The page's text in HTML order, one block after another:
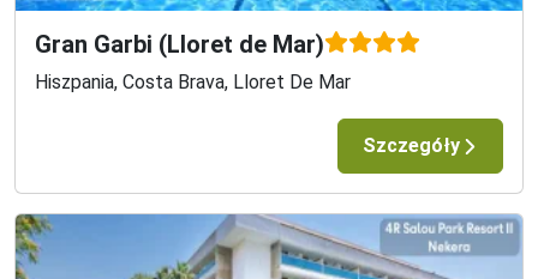
Gran Garbi (Lloret de Mar)
Hiszpania, Costa Brava, Lloret De Mar
Szczegóły